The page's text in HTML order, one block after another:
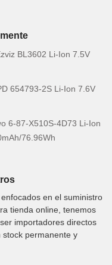
BL3602 Li-Ion 7.5V
654793-2S Li-Ion 7.6V
6-87-X510S-4D73 Li-Ion
76.96Wh
en el suministro
tienda online, tenemos
importadores directos
permanente y